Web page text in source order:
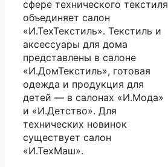
сфере технического текстиля
объединяет салон
«И.ТехТекстиль». Текстиль и
аксессуары для дома
представлены в салоне
«И.ДомТекстиль», готовая
одежда и продукция для
детей — в салонах «И.Мода»
и «И.Детство». Для
технических новинок
существует салон
«И.ТехМаш».